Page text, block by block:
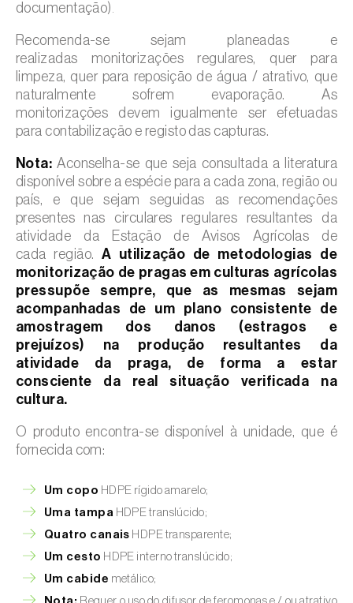
documentação) .
Recomenda-se sejam planeadas e
realizadas monitorizações regulares, quer para
limpeza, quer para reposição de água / atrativo, que
naturalmente sofrem evaporação. As
monitorizações devem igualmente ser efetuadas
para contabilização e registo das capturas.
Nota: Aconselha-se que seja consultada a literatura
disponível sobre a espécie para a cada zona, região ou
país, e que sejam seguidas as recomendações
presentes nas circulares regulares resultantes da
atividade da Estação de Avisos Agrícolas de
cada região. A utilização de metodologias de
monitorização de pragas em culturas agrícolas
pressupõe sempre, que as mesmas sejam
acompanhadas de um plano consistente de
amostragem dos danos (estragos e
prejuízos) na produção resultantes da
atividade da praga, de forma a estar
consciente da real situação verificada na
cultura.
O produto encontra-se disponível à unidade, que é
fornecida com:
Um copo HDPE rígido amarelo;
Uma tampa HDPE translúcido;
Quatro canais HDPE transparente;
Um cesto HDPE interno translúcido;
Um cabide metálico;